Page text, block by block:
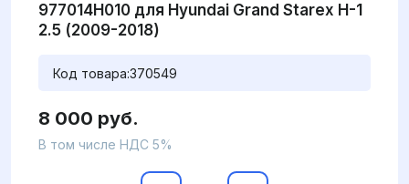
977014H010 для Hyundai Grand Starex H-1
2.5 (2009-2018)
Код товара:370549
8 000 руб.
В том числе НДС 5%